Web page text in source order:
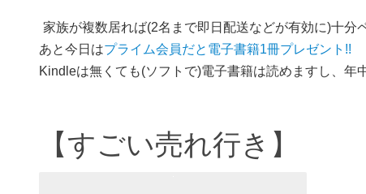
家族が複数居れば(2名まで即日配送などが有効に)十分
あと今日はプライム会員だと電子書籍1冊プレゼント!!
Kindleは無くても(ソフトで)電子書籍は読めますし、年
【すごい売れ行き】